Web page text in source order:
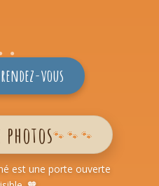
vous
🐾 🐾 🐾
est une porte ouverte